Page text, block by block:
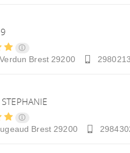
Brest 29200
Brest 29200